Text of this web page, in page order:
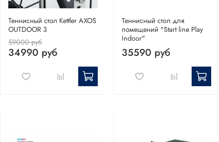
Теннисный стол Kettler AXOS
OUTDOOR 3
59000 руб
34990 руб
Теннисный стол для
помещений "Start line Play
Indoor"
35590 руб